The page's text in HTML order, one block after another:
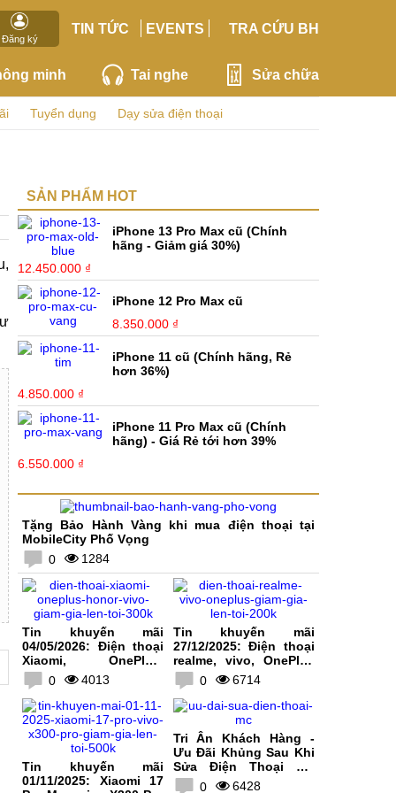
Đăng ký
TIN TỨC EVENTS TRA CỨU BH
minh Tai nghe Sửa chữa
Tuyển dụng Dạy sửa điện thoại
SẢN PHẨM HOT
iPhone 13 Pro Max cũ (Chính
hãng - Giảm giá 30%)
12.450.000 ₫
iPhone 12 Pro Max cũ
8.350.000 ₫
iPhone 11 cũ (Chính hãng, Rẻ
hơn 36%)
4.850.000 ₫
iPhone 11 Pro Max cũ (Chính
hãng) - Giá Rẻ tới hơn 39%
6.550.000 ₫
Tặng Bảo Hành Vàng khi mua điện thoại tại
MobileCity Phố Vọng
0
1284
Tin khuyến mãi
04/05/2026: Điện thoại
Xiaomi, OnePlus,
HONOR, vivo giảm giá
lên tới 300K
0 4013
Tin khuyến mãi
27/12/2025: Điện thoại
realme, vivo, OnePlus
giảm giá lên tới 200K
0 6714
Tin khuyến mãi
01/11/2025: Xiaomi 17
Tri Ân Khách Hàng -
Ưu Đãi Khủng Sau Khi
Sửa Điện Thoại Tại
MobileCity
0 6428